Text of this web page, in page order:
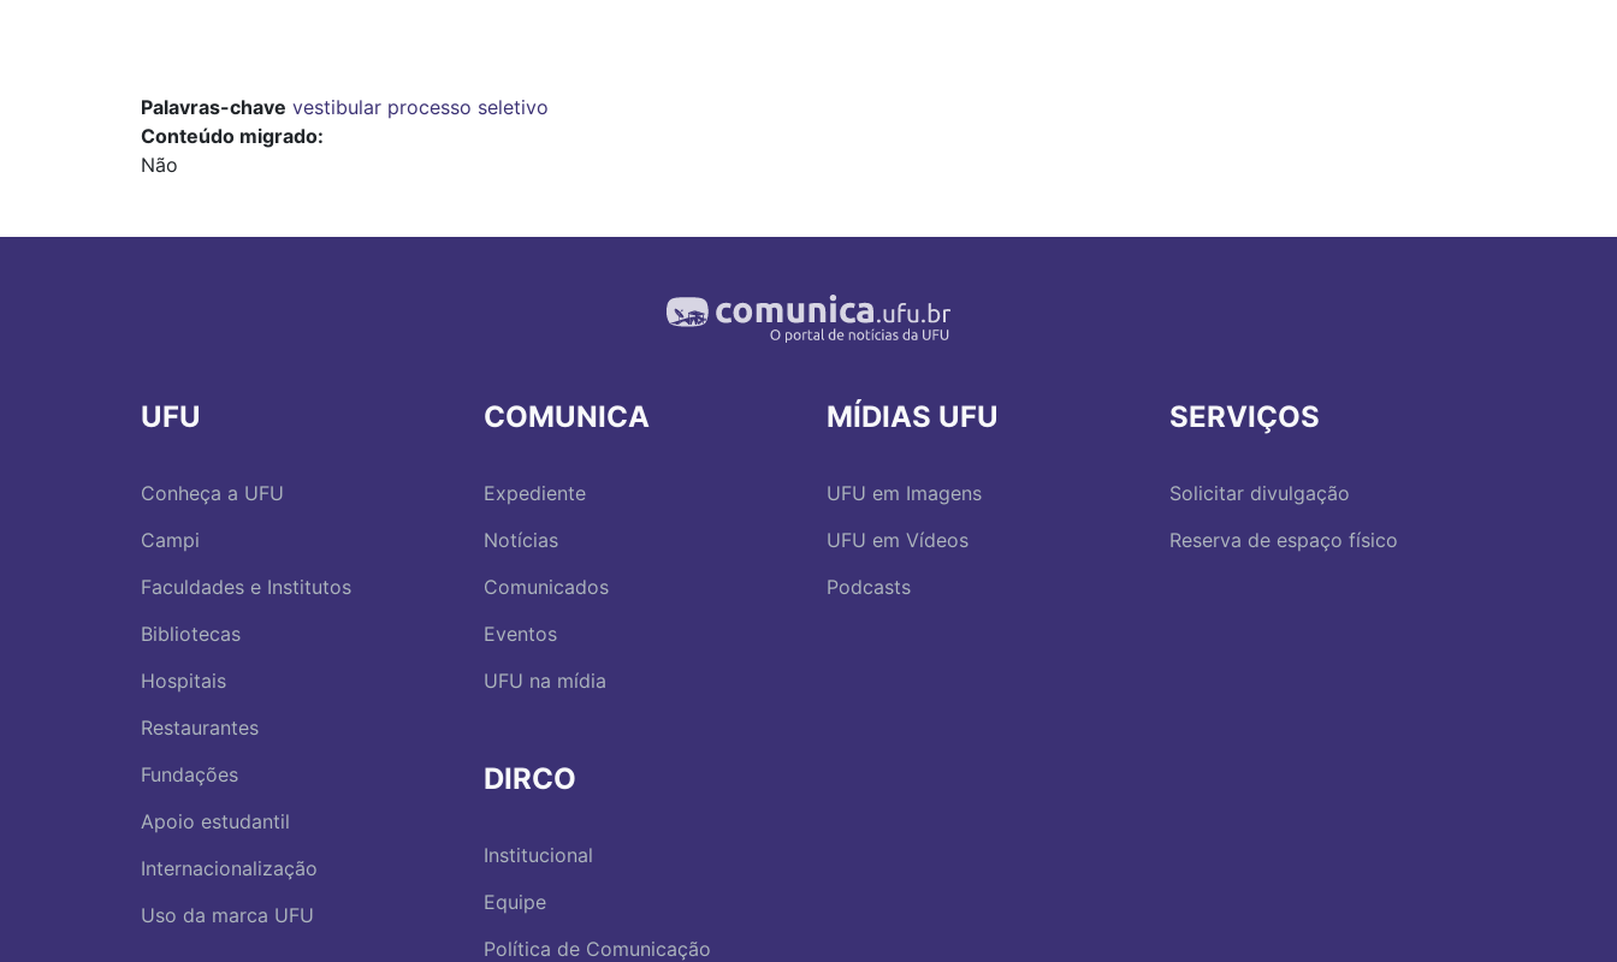
Palavras-chave vestibular processo seletivo
Conteúdo migrado
Não
UFU
Conheça a UFU
Campi
Faculdades e Institutos
Bibliotecas
Hospitais
Restaurantes
Fundações
Apoio estudantil
Internacionalização
Uso da marca UFU
COMUNICA
Expediente
Notícias
Comunicados
Eventos
UFU na mídia
DIRCO
Institucional
Equipe
Política de Comunicação
MÍDIAS UFU
UFU em Imagens
UFU em Vídeos
Podcasts
SERVIÇOS
Solicitar divulgação
Reserva de espaço físico